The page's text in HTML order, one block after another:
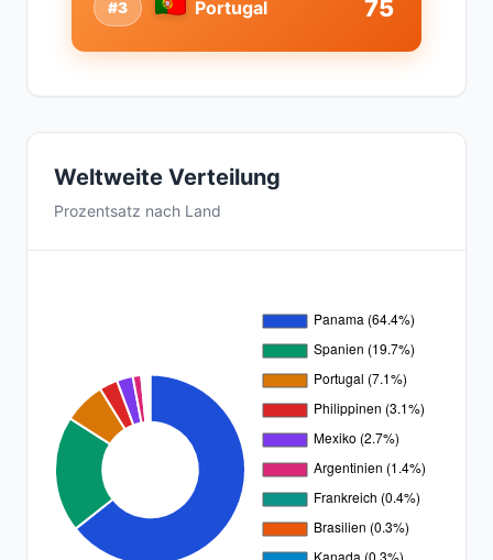
#3 Portugal 75
Weltweite Verteilung
Prozentsatz nach Land